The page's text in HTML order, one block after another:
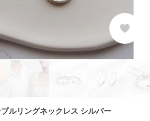
プルリングネックレス シルバー